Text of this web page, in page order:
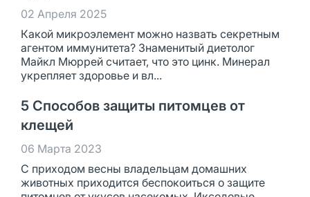
02 Апреля 2025
Какой микроэлемент можно назвать секретным
агентом иммунитета? Знаменитый диетолог
Майкл Мюррей считает, что это цинк. Минерал
укрепляет здоровье и вл...
5 Способов защиты питомцев от
клещей
06 Марта 2023
С приходом весны владельцам домашних
животных приходится беспокоиться о защите